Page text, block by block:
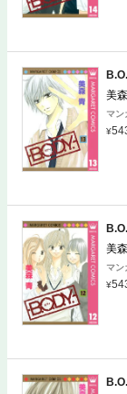
美
マン
美
マン